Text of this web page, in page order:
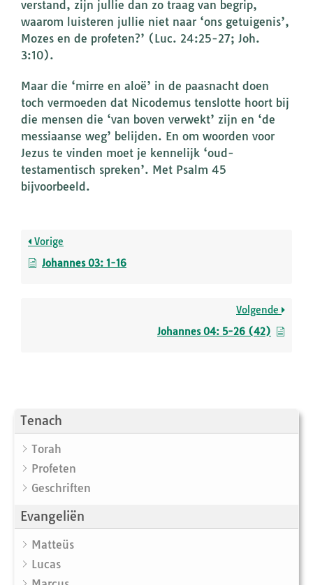
Tenach
Torah
Profeten
Geschriften
Evangeliën
Matteüs
Lucas
verstand, zijn jullie dan zo traag van begrip,
waarom luisteren jullie niet naar ‘ons getuigenis’,
Mozes en de profeten?’ (Luc. 24:25-27; Joh.
3:10).
Maar die ‘mirre en aloë’ in de paasnacht doen
toch vermoeden dat Nicodemus tenslotte hoort bij
die mensen die ‘van boven verwekt’ zijn en ‘de
messiaanse weg’ belijden. En om woorden voor
Jezus te vinden moet je kennelijk ‘oud-
testamentisch spreken’. Met Psalm 45
bijvoorbeeld.
Vorige
Johannes 03: 1-16
Volgende
Johannes 04: 5-26 (42)